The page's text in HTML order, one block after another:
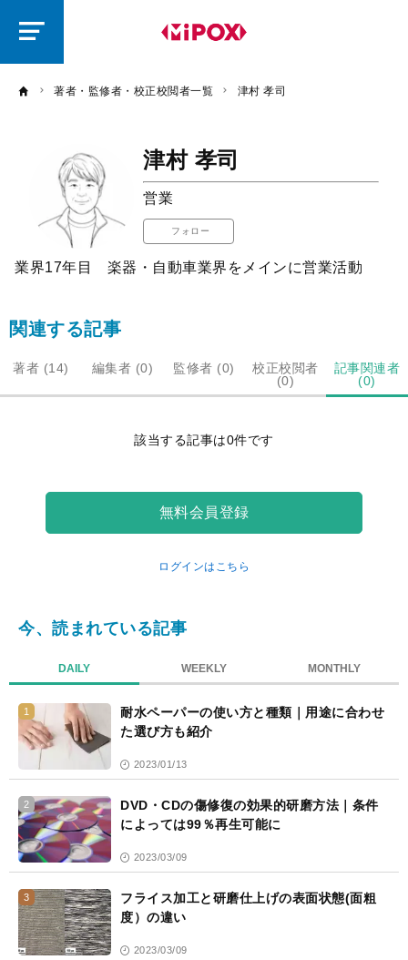
著者・監修者・校正校閲者一覧 津村 孝司
津村 孝司
営業
フォロー
業界17年目 楽器・自動車業界をメインに営業活動
関連する記事
著者 (14) 編集者 (0) 監修者 (0)
校正校閲者
(0)
記事関連者
(0)
該当する記事は0件です
無料会員登録
ログインはこちら
今、読まれている記事
DAILY WEEKLY MONTHLY
1
耐水ペーパーの使い方と種類｜用途に合わせ
た選び方も紹介
2023/01/13
2
DVD・CDの傷修復の効果的研磨方法｜条件
によっては99％再生可能に
2023/03/09
3
フライス加工と研磨仕上げの表面状態(面粗
度）の違い
2023/03/09